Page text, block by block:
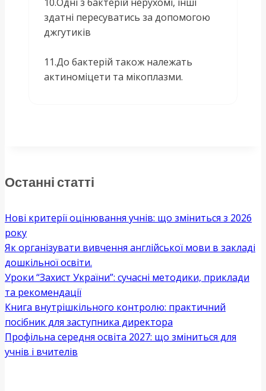
здатні пересуватись за допомогою
джгутиків
11.До бактерій також належать
актиноміцети та мікоплазми.
Останні статті
Нові критерії оцінювання учнів: що зміниться з 2026
року
Як організувати вивчення англійської мови в закладі
дошкільної освіти.
Уроки “Захист України”: сучасні методики, приклади
та рекомендації
Книга внутрішкільного контролю: практичний
посібник для заступника директора
Профільна середня освіта 2027: що зміниться для
учнів і вчителів